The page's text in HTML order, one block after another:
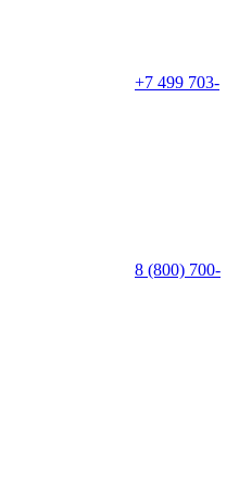
+7 499 703-
8 (800) 700-